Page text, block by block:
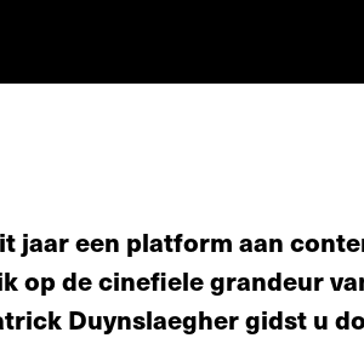
jaar een platform aan
op de cinefiele grandeur
Duynslaegher gidst u